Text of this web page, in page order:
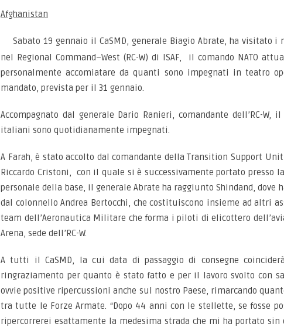
Afghanistan
Sabato 19 gennaio il CaSMD, generale Biagio Abrate, ha
nel Regional Command–West (RC-W) di ISAF, il comando NATO
personalmente accomiatare da quanti sono impegnati in teatro
mandato, prevista per il 31 gennaio.
Accompagnato dal generale Dario Ranieri, comandante dell’RC-
italiani sono quotidianamente impegnati.
A Farah, è stato accolto dal comandante della Transition Support
Riccardo Cristoni, con il quale si è successivamente portato presso
personale della base, il generale Abrate ha raggiunto Shindand,
dal colonnello Andrea Bertocchi, che costituiscono insieme ad
team dell’Aeronautica Militare che forma i piloti di elicottero
Arena, sede dell’RC-W.
A tutti il CaSMD, la cui data di passaggio di consegne
ringraziamento per quanto è stato fatto e per il lavoro svolto con
ovvie positive ripercussioni anche sul nostro Paese, rimarcando
tra tutte le Forze Armate. “Dopo 44 anni con le stellette, se fosse
ripercorrerei esattamente la medesima strada che mi ha portato